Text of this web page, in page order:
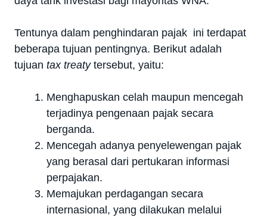
Tentunya dalam penghindaran pajak ini terdapat
beberapa tujuan pentingnya. Berikut adalah
tujuan tax treatytersebut, yaitu:
Menghapuskan celah maupun mencegah
terjadinya pengenaan pajak secara
berganda.
Mencegah adanya penyelewengan pajak
yang berasal dari pertukaran informasi
perpajakan.
Memajukan perdagangan secara
internasional, yang dilakukan melalui